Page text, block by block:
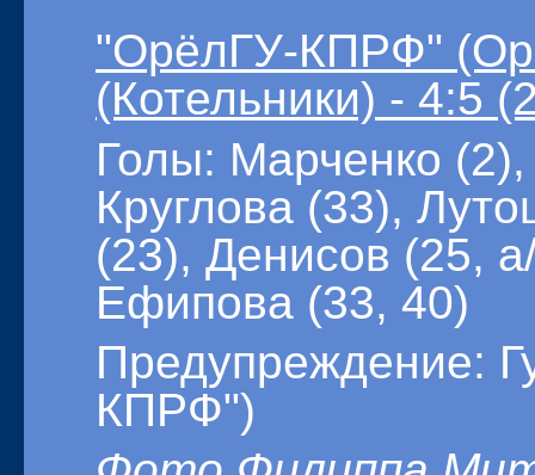
"ОрёлГУ-КПРФ"
(Котельники) - 4:5
Голы: Марченко
Круглова (33),
(23), Денисов (25,
Ефипова (33, 40)
Предупреждение:
КПРФ")